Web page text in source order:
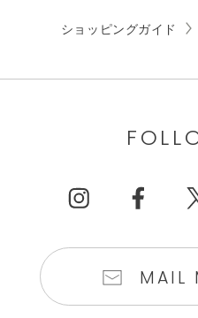
ショッピングガイド
MAIL